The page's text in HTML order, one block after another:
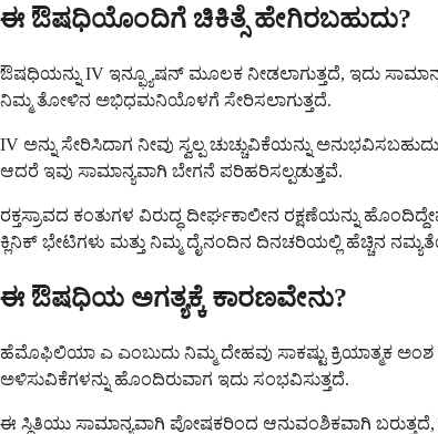
ಈ ಔಷಧಿಯೊಂದಿಗೆ ಚಿಕಿತ್ಸೆ ಹೇಗಿರಬಹುದು?
ಔಷಧಿಯನ್ನು IV ಇನ್ಫ್ಯೂಷನ್ ಮೂಲಕ ನೀಡಲಾಗುತ್ತದೆ, ಇದು
ನಿಮ್ಮ ತೋಳಿನ ಅಭಿಧಮನಿಯೊಳಗೆ ಸೇರಿಸಲಾಗುತ್ತದೆ.
IV ಅನ್ನು ಸೇರಿಸಿದಾಗ ನೀವು ಸ್ವಲ್ಪ ಚುಚ್ಚುವಿಕೆಯನ್ನು
ಆದರೆ ಇವು ಸಾಮಾನ್ಯವಾಗಿ ಬೇಗನೆ ಪರಿಹರಿಸಲ್ಪಡುತ್ತವೆ.
ರಕ್ತಸ್ರಾವದ ಕಂತುಗಳ ವಿರುದ್ಧ ದೀರ್ಘಕಾಲೀನ ರಕ್ಷಣೆಯನ್ನು
ಕ್ಲಿನಿಕ್ ಭೇಟಿಗಳು ಮತ್ತು ನಿಮ್ಮ ದೈನಂದಿನ ದಿನಚರಿಯಲ್ಲಿ ಹೆಚ್ಚಿನ
ಈ ಔಷಧಿಯ ಅಗತ್ಯಕ್ಕೆ ಕಾರಣವೇನು?
ಹೆಮೊಫಿಲಿಯಾ ಎ ಎಂಬುದು ನಿಮ್ಮ ದೇಹವು ಸಾಕಷ್ಟು ಕ್ರಿಯಾತ್ಮಕ
ಅಳಿಸುವಿಕೆಗಳನ್ನು ಹೊಂದಿರುವಾಗ ಇದು ಸಂಭವಿಸುತ್ತದೆ.
ಈ ಸ್ಥಿತಿಯು ಸಾಮಾನ್ಯವಾಗಿ ಪೋಷಕರಿಂದ ಆನುವಂಶಿಕವಾಗಿ